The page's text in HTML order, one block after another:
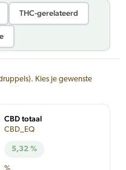
THC-gerelateerd
Kies je gewenste
CBD totaal
CBD_EQ
5,32 %